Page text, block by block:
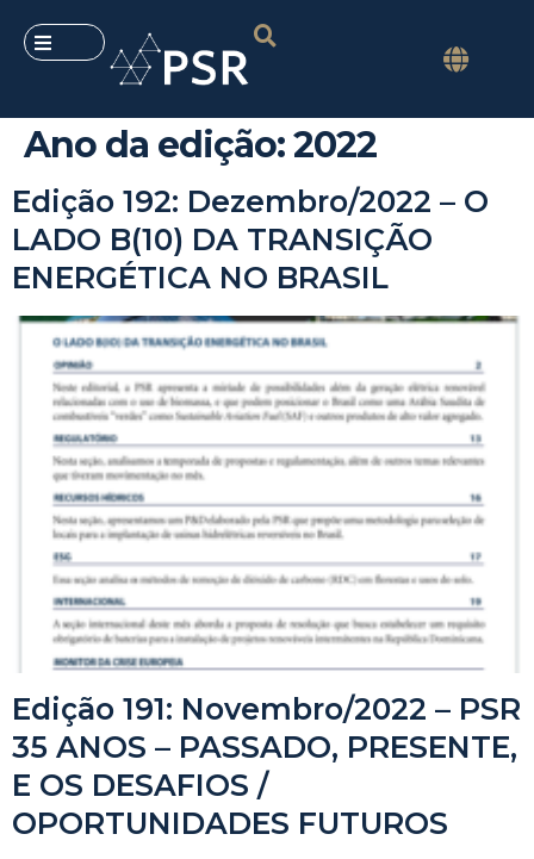
Ano da edição:2022
Edição 192: Dezembro/2022 – O
LADO B(10) DA TRANSIÇÃO
ENERGÉTICA NO BRASIL
Edição 191: Novembro/2022 – PSR
35 ANOS – PASSADO, PRESENTE,
E OS DESAFIOS /
OPORTUNIDADES FUTUROS